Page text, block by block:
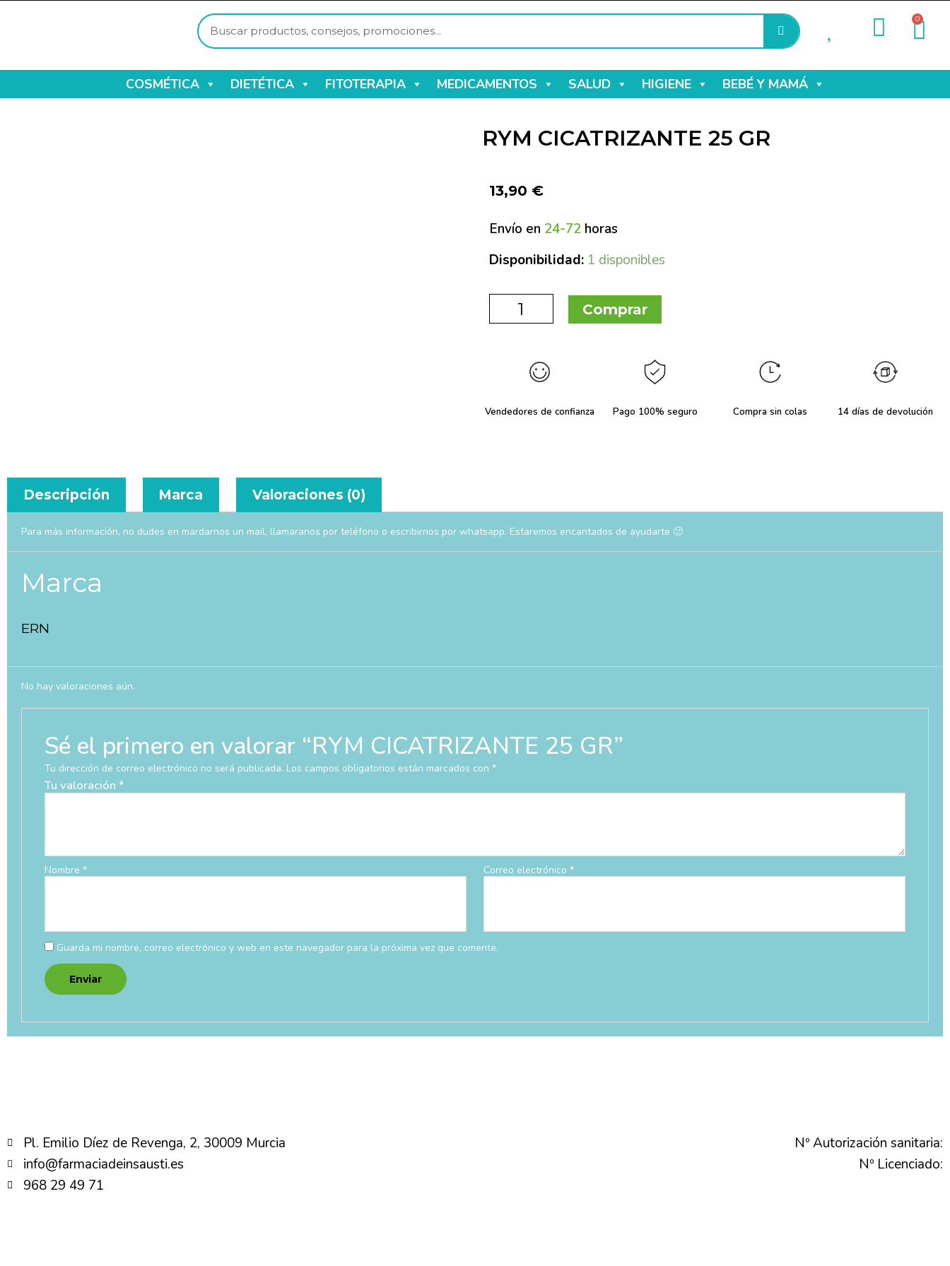
0
COSMÉTICA DIETÉTICA FITOTERAPIA MEDICAMENTOS SALUD HIGIENE BEBÉ Y MAMÁ
RYM CICATRIZANTE 25 GR
13,90 €
Envío en 24-72 horas
Disponibilidad: 1 disponibles
Comprar
Vendedores de confianza Pago 100% seguro Compra sin colas 14 días de devolución
Descripción Marca Valoraciones (0)
Para más información, no dudes en mardarnos un mail, llamaranos por teléfono o escribirnos por whatsapp. Estaremos encantados de ayudarte 🙂
Marca
ERN
No hay valoraciones aún.
Sé el primero en valorar “RYM CICATRIZANTE 25 GR”
Tu dirección de correo electrónico no será publicada. Los campos obligatorios están marcados con *
Tu valoración *
Nombre * Correo electrónico*
Guarda mi nombre, correo electrónico y web en este navegador para la próxima vez que comente.
Pl. Emilio Díez de Revenga, 2, 30009 Murcia
info@farmaciadeinsausti.es
968 29 49 71
Nº Autorización sanitaria:
Nº Licenciado: